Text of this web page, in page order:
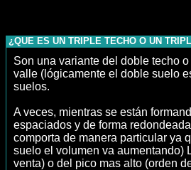
¿QUE ES UN TRIPLE TECHO O UN
Son una variante del doble techo
valle (lógicamente el doble suelo
suelos.
A veces, mientras se están
espaciados y de forma
comporta de manera particular ya
suelo el volumen va aumentando)
venta) o del pico mas alto (orden